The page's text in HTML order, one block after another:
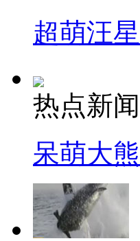
超萌汪
热点新闻
呆萌大